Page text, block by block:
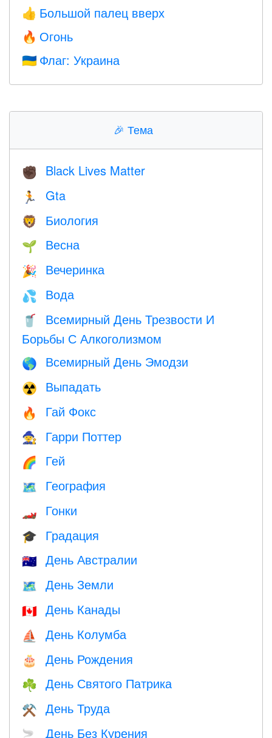
👍 Большой палец вверх
🔥 Огонь
🇺🇦 Флаг: Украина
🎉 Тема
✊🏿 Black Lives Matter
🏃 Gta
🦁 Биология
🌱 Весна
🎉 Вечеринка
💦 Вода
🥤
Всемирный День Трезвости И
Борьбы С Алкоголизмом
🌎 Всемирный День Эмодзи
☢️ Выпадать
🔥 Гай Фокс
🧙 Гарри Поттер
🌈 Гей
🗺 География
🏎 Гонки
🎓 Градация
🇦🇺 День Австралии
🗺️ День Земли
🇨🇦 День Канады
⛵️ День Колумба
🎂 День Рождения
☘️ День Святого Патрика
⚒️ День Труда
🚬 День Без Курения